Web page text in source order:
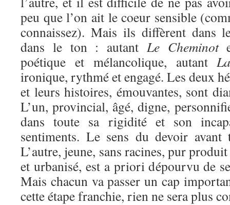
peu que l’on ait le coeur sensible
connaissez). Mais ils diffèrent dans
dans le ton : autant Le Cheminot
poétique et mélancolique, autantLa
ironique, rythmé et engagé. Les deux
et leurs histoires, émouvantes, sont
L’un, provincial, âgé, digne,
dans toute sa rigidité et son
sentiments. Le sens du devoir avant
L’autre, jeune, sans racines, pur
et urbanisé, est a priori dépourvu de
Mais chacun va passer un cap
cette étape franchie, rien ne sera plus